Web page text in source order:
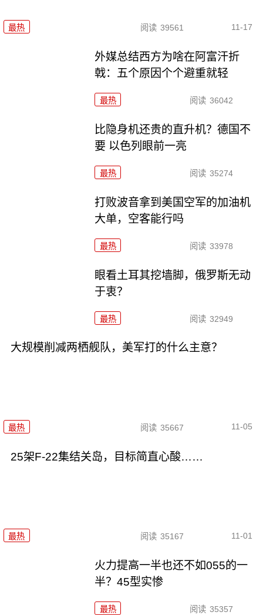
最热 阅读 39561 11-17
外媒总结西方为啥在阿富汗折
戟：五个原因个个避重就轻
最热 阅读 36042
比隐身机还贵的直升机？德国不
要 以色列眼前一亮
最热 阅读 35274
打败波音拿到美国空军的加油机
大单，空客能行吗
最热 阅读 33978
眼看土耳其挖墙脚，俄罗斯无动
于衷？
最热 阅读 32949
大规模削减两栖舰队，美军打的什么主意？
最热 阅读 35667 11-05
25架F-22集结关岛，目标简直心酸……
最热 阅读 35167 11-01
火力提高一半也还不如055的一
半？45型实惨
最热 阅读 35357